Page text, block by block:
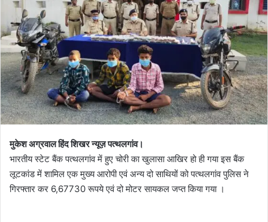
n
X
m
a
i
मुकेश अग्रवाल हिंद शिखर न्यूज़ पत्थलगांव।
भारतीय स्टेट बैंक पत्थलगांव में हुए चोरी का खुलासा आखिर हो ही गया इस बैंक
लूटकांड में शामिल एक मुख्य आरोपी एवं अन्य दो साथियों को पत्थलगांव पुलिस ने
गिरफ्तार कर 6,67730 रूपये एवं दो मोटर सायकल जप्त किया गया ।